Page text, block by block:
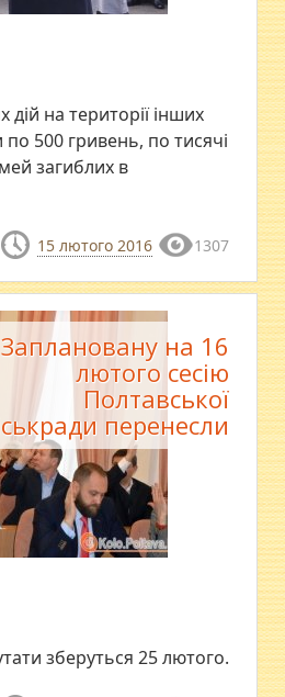
на території інших
500 гривень, по тисячі
загиблих в
15 лютого 2016 1307
Заплановану на 16
лютого сесію
Полтавської
перенесли
зберуться 25 лютого.